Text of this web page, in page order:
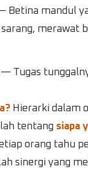
Betina mandul
merawat
— Tugas
Hierarki dalam
tentang siapa
orang tahu
sinergi yang